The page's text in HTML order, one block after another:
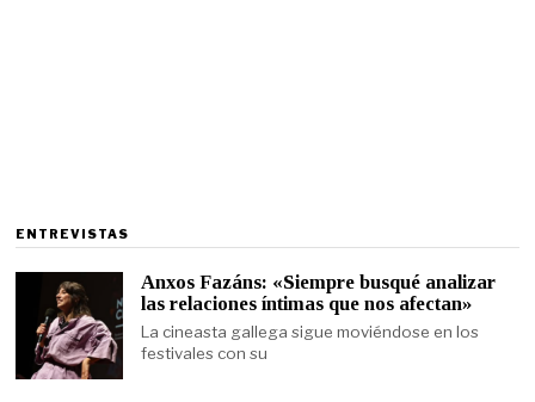
ENTREVISTAS
Anxos Fazáns: «Siempre busqué analizar
las relaciones íntimas que nos afectan»
La cineasta gallega sigue moviéndose en los
festivales con su